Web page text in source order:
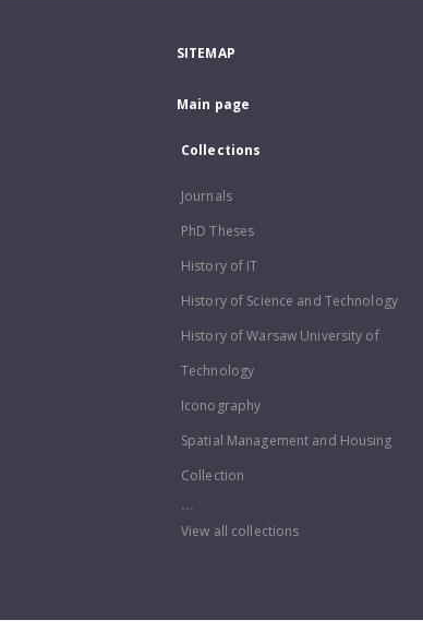
SITEMAP
Main page
Collections
Journals
PhD Theses
History of IT
History of Science and Technology
History of Warsaw University of
Technology
Iconography
Spatial Management and Housing
Collection
...
View all collections